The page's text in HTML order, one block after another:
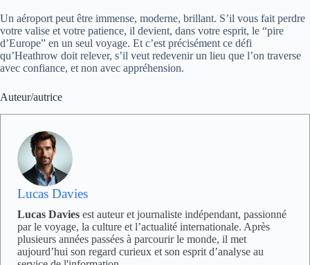
Un aéroport peut être immense, moderne, brillant. S’il vous fait perdre
votre valise et votre patience, il devient, dans votre esprit, le “pire
d’Europe” en un seul voyage. Et c’est précisément ce défi
qu’Heathrow doit relever, s’il veut redevenir un lieu que l’on traverse
avec confiance, et non avec appréhension.
Auteur/autrice
Lucas Davies
Lucas Davies est auteur et journaliste indépendant, passionné
par le voyage, la culture et l’actualité internationale. Après
plusieurs années passées à parcourir le monde, il met
aujourd’hui son regard curieux et son esprit d’analyse au